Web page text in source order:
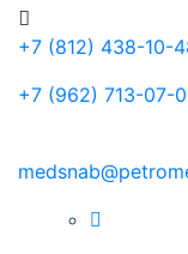
+7 (812) 438-10-
+7 (962) 713-07-